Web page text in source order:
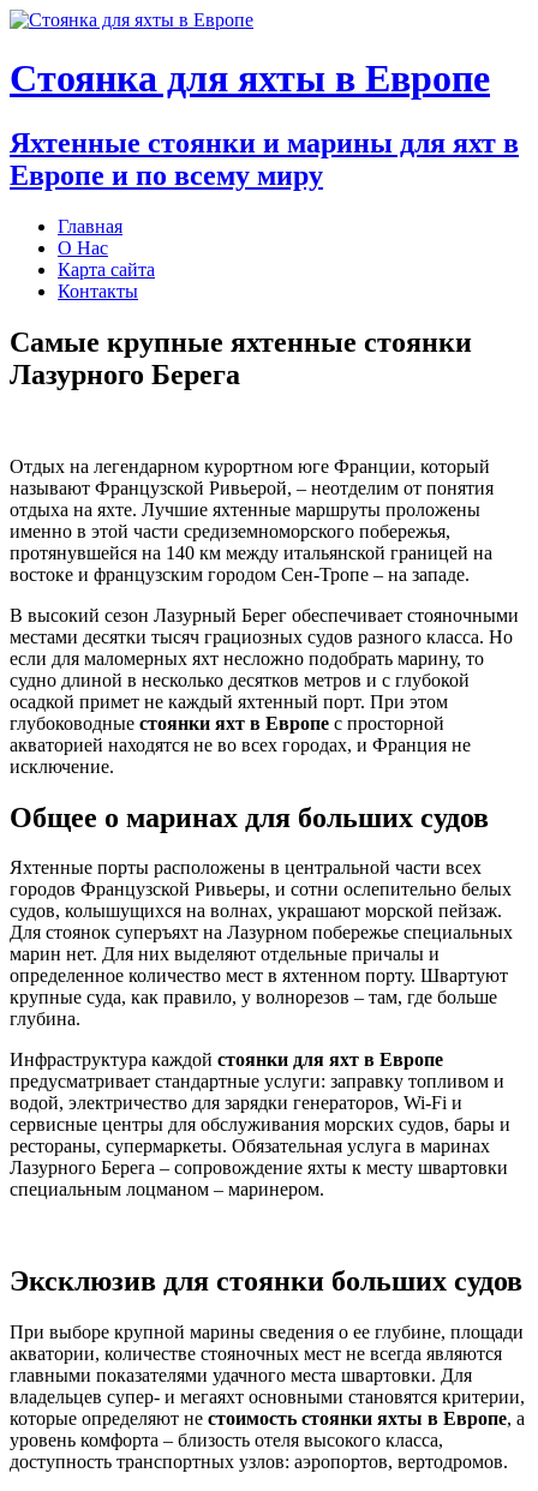
Стоянка для яхты в Европе
Яхтенные стоянки и марины для яхт в
Европе и по всему миру
Главная
О Нас
Карта сайта
Контакты
Самые крупные яхтенные стоянки
Лазурного Берега
Отдых на легендарном курортном юге Франции, который
называют Французской Ривьерой, – неотделим от понятия
отдыха на яхте. Лучшие яхтенные маршруты проложены
именно в этой части средиземноморского побережья,
протянувшейся на 140 км между итальянской границей на
востоке и французским городом Сен-Тропе – на западе.
В высокий сезон Лазурный Берег обеспечивает стояночными
местами десятки тысяч грациозных судов разного класса. Но
если для маломерных яхт несложно подобрать марину, то
судно длиной в несколько десятков метров и с глубокой
осадкой примет не каждый яхтенный порт. При этом
глубоководные стоянки яхт в Европе с просторной
акваторией находятся не во всех городах, и Франция не
исключение.
Общее о маринах для больших судов
Яхтенные порты расположены в центральной части всех
городов Французской Ривьеры, и сотни ослепительно белых
судов, колышущихся на волнах, украшают морской пейзаж.
Для стоянок суперъяхт на Лазурном побережье специальных
марин нет. Для них выделяют отдельные причалы и
определенное количество мест в яхтенном порту. Швартуют
крупные суда, как правило, у волнорезов – там, где больше
глубина.
Инфраструктура каждой стоянки для яхт в Европе
предусматривает стандартные услуги: заправку топливом и
водой, электричество для зарядки генераторов, Wi-Fi и
сервисные центры для обслуживания морских судов, бары и
рестораны, супермаркеты. Обязательная услуга в маринах
Лазурного Берега – сопровождение яхты к месту швартовки
специальным лоцманом – маринером.
Эксклюзив для стоянки больших судов
При выборе крупной марины сведения о ее глубине, площади
акватории, количестве стояночных мест не всегда являются
главными показателями удачного места швартовки. Для
владельцев супер- и мегаяхт основными становятся критерии,
которые определяют не стоимость стоянки яхты в Европе, а
уровень комфорта – близость отеля высокого класса,
доступность транспортных узлов: аэропортов, вертодромов.